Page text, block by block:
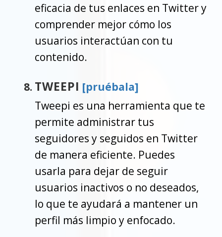
eficacia de tus enlaces en Twitter y
comprender mejor cómo los
usuarios interactúan con tu
contenido.
TWEEPI [pruébala]
Tweepi es una herramienta que te
permite administrar tus
seguidores y seguidos en Twitter
de manera eficiente. Puedes
usarla para dejar de seguir
usuarios inactivos o no deseados,
lo que te ayudará a mantener un
perfil más limpio y enfocado.